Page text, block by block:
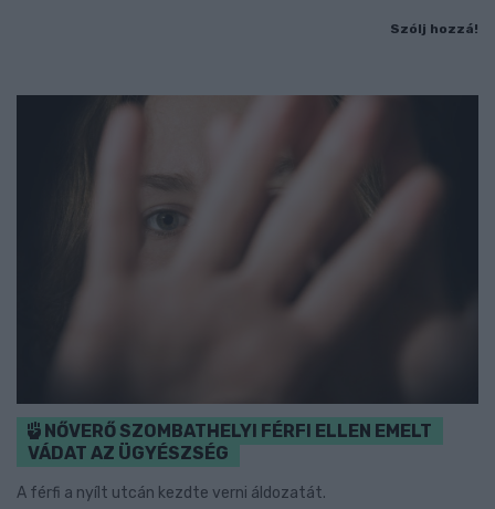
Szólj hozzá!
NŐVERŐ SZOMBATHELYI FÉRFI ELLEN EMELT
VÁDAT AZ ÜGYÉSZSÉG
A férfi a nyílt utcán kezdte verni áldozatát.